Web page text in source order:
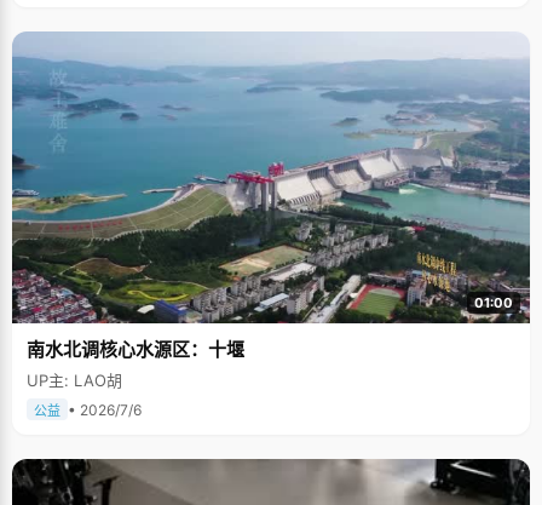
01:00
南水北调核心水源区：十堰
UP主: LAO胡
公益 • 2026/7/6